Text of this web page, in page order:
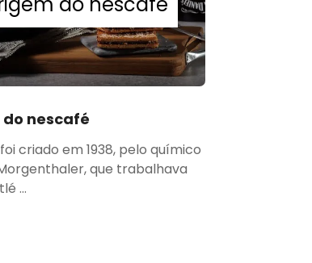
nescafé
criado em 1938, pelo químico
que trabalhava
...